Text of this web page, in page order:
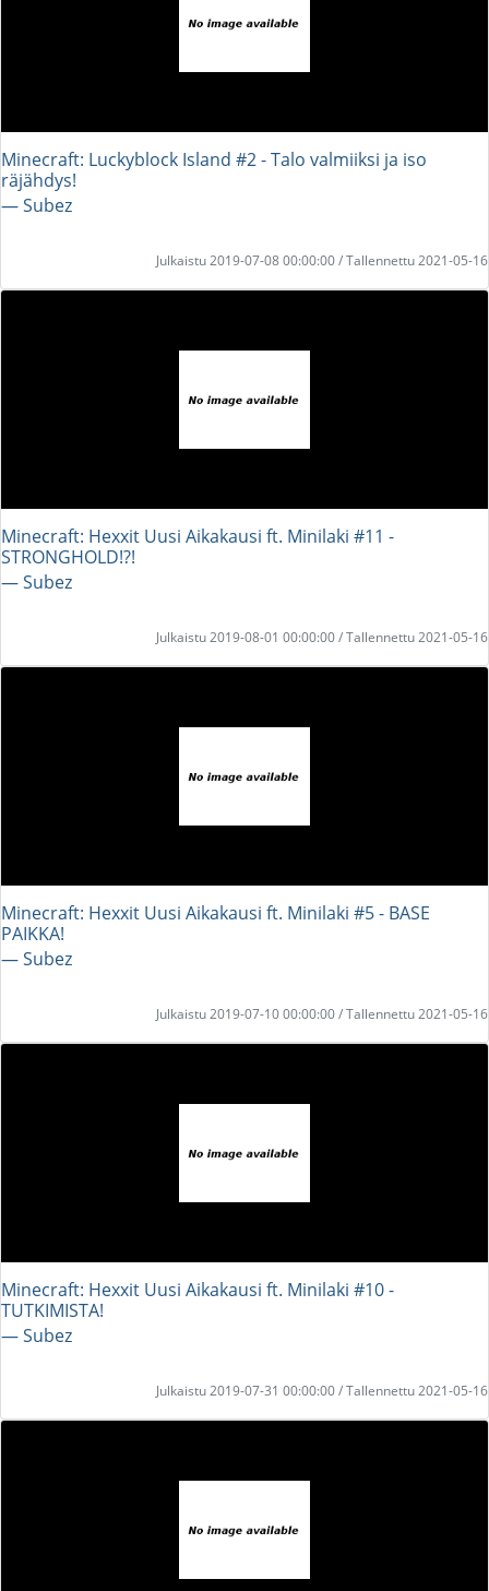
Minecraft: Luckyblock Island #2 - Talo valmiiksi ja iso
räjähdys!
― Subez
Julkaistu 2019-07-08 00:00:00 / Tallennettu 2021-05-16
Minecraft: Hexxit Uusi Aikakausi ft. Minilaki #11 -
STRONGHOLD!?!
― Subez
Julkaistu 2019-08-01 00:00:00 / Tallennettu 2021-05-16
Minecraft: Hexxit Uusi Aikakausi ft. Minilaki #5 - BASE
PAIKKA!
― Subez
Julkaistu 2019-07-10 00:00:00 / Tallennettu 2021-05-16
Minecraft: Hexxit Uusi Aikakausi ft. Minilaki #10 -
TUTKIMISTA!
― Subez
Julkaistu 2019-07-31 00:00:00 / Tallennettu 2021-05-16